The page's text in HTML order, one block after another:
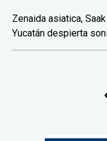
Zenaida asiatica,
Yucatán despierta